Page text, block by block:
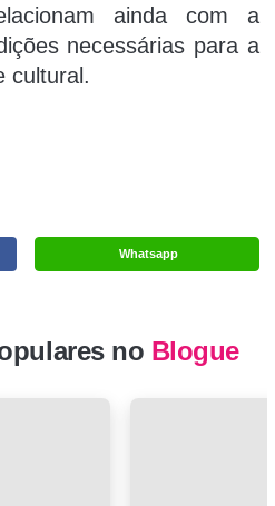
ainda com a
necessárias para a
cultural.
Whatsapp
no Blogue